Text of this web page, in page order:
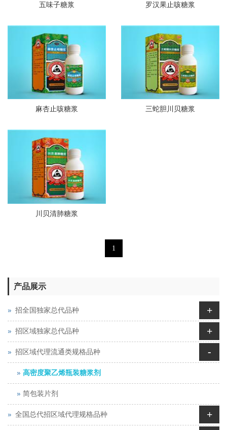
五味子糖浆 罗汉果止咳糖浆
麻杏止咳糖浆 三蛇胆川贝糖浆
川贝清肺糖浆
1
产品展示
招全国独家总代品种 +
招区域独家总代品种 +
招区域代理流通类规格品种 -
高密度聚乙烯瓶装糖浆剂
简包装片剂
全国总代招区域代理规格品种 +